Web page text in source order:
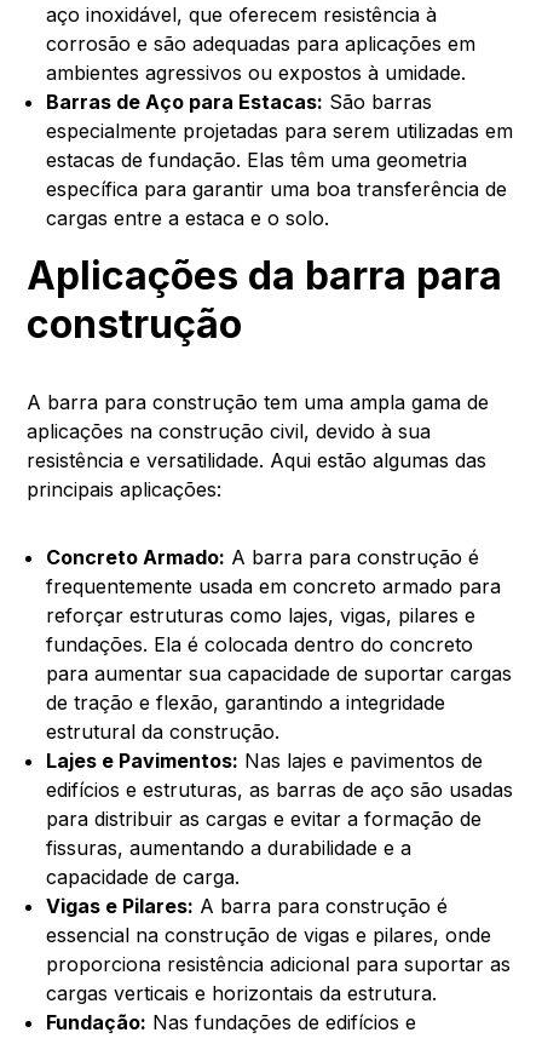
aço inoxidável, que oferecem resistência à
corrosão e são adequadas para aplicações em
ambientes agressivos ou expostos à umidade.
Barras de Aço para Estacas: São barras
especialmente projetadas para serem utilizadas em
estacas de fundação. Elas têm uma geometria
específica para garantir uma boa transferência de
cargas entre a estaca e o solo.
Aplicações da barra para
construção
A barra para construção tem uma ampla gama de
aplicações na construção civil, devido à sua
resistência e versatilidade. Aqui estão algumas das
principais aplicações:
Concreto Armado: A barra para construção é
frequentemente usada em concreto armado para
reforçar estruturas como lajes, vigas, pilares e
fundações. Ela é colocada dentro do concreto
para aumentar sua capacidade de suportar cargas
de tração e flexão, garantindo a integridade
estrutural da construção.
Lajes e Pavimentos: Nas lajes e pavimentos de
edifícios e estruturas, as barras de aço são usadas
para distribuir as cargas e evitar a formação de
fissuras, aumentando a durabilidade e a
capacidade de carga.
Vigas e Pilares: A barra para construção é
essencial na construção de vigas e pilares, onde
proporciona resistência adicional para suportar as
cargas verticais e horizontais da estrutura.
Fundação: Nas fundações de edifícios e